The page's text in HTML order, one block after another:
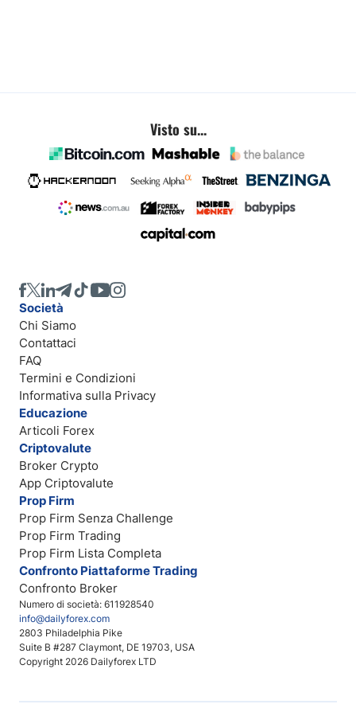
Visto su...
Numero di società: 611928540
info@dailyforex.com
2803 Philadelphia Pike
Suite B #287 Claymont, DE 19703, USA
Copyright 2026 Dailyforex LTD
Società
Chi Siamo
Contattaci
FAQ
Termini e Condizioni
Informativa sulla Privacy
Educazione
Articoli Forex
Criptovalute
Broker Crypto
App Criptovalute
Prop Firm
Prop Firm Senza Challenge
Prop Firm Trading
Prop Firm Lista Completa
Confronto Piattaforme Trading
Confronto Broker